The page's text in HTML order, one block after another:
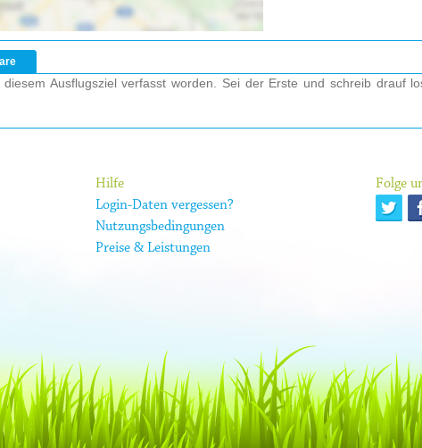
Ausflugsziel verfasst worden. Sei der Erste und schreib drauf
Hilfe
Login-Daten vergessen?
Nutzungsbedingungen
Preise & Leistungen
Folge